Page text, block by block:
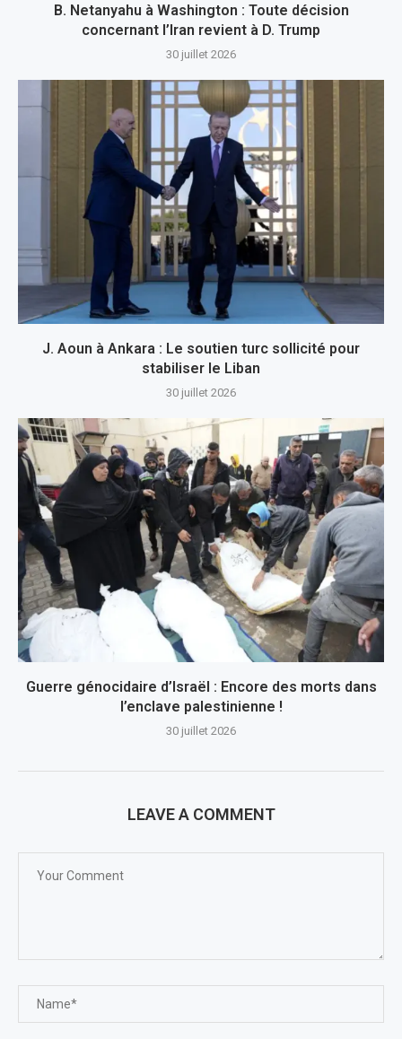
B. Netanyahu à Washington : Toute décision
concernant l’Iran revient à D. Trump
30 juillet 2026
J. Aoun à Ankara : Le soutien turc sollicité pour
stabiliser le Liban
30 juillet 2026
Guerre génocidaire d’Israël : Encore des morts dans
l’enclave palestinienne !
30 juillet 2026
LEAVE A COMMENT